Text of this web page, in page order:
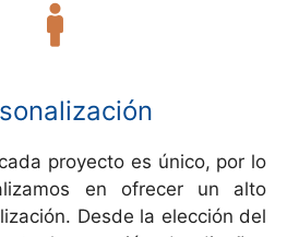
proyecto es único, por lo
en ofrecer un alto
Desde la elección del